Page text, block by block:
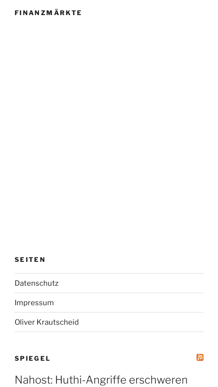
FINANZMÄRKTE
SEITEN
Datenschutz
Impressum
Oliver Krautscheid
SPIEGEL
Nahost: Huthi-Angriffe erschweren